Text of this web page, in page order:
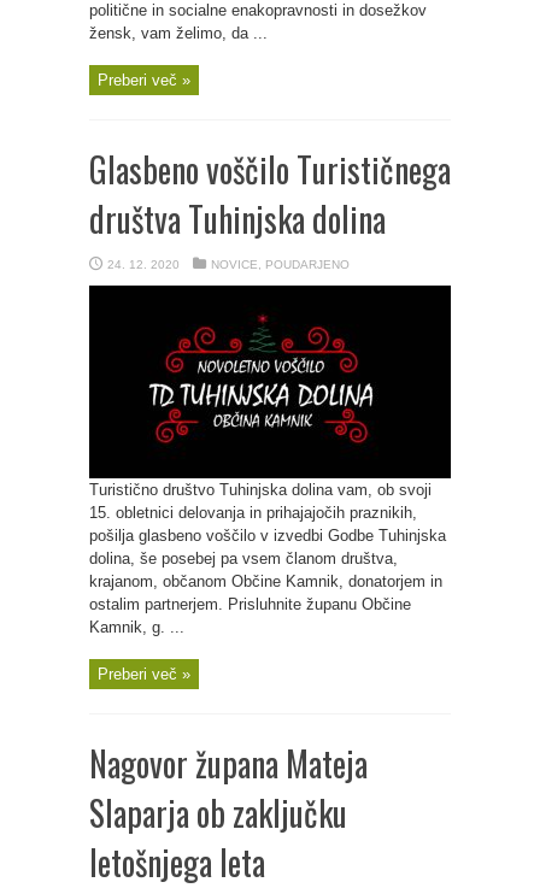
politične in socialne enakopravnosti in dosežkov
žensk, vam želimo, da ...
Preberi več »
Glasbeno voščilo Turističnega
društva Tuhinjska dolina
24. 12. 2020 NOVICE POUDARJENO
Turistično društvo Tuhinjska dolina vam, ob svoji
15. obletnici delovanja in prihajajočih praznikih,
pošilja glasbeno voščilo v izvedbi Godbe Tuhinjska
dolina, še posebej pa vsem članom društva,
krajanom, občanom Občine Kamnik, donatorjem in
ostalim partnerjem. Prisluhnite županu Občine
Kamnik, g. ...
Preberi več »
Nagovor župana Mateja
Slaparja ob zaključku
letošnjega leta